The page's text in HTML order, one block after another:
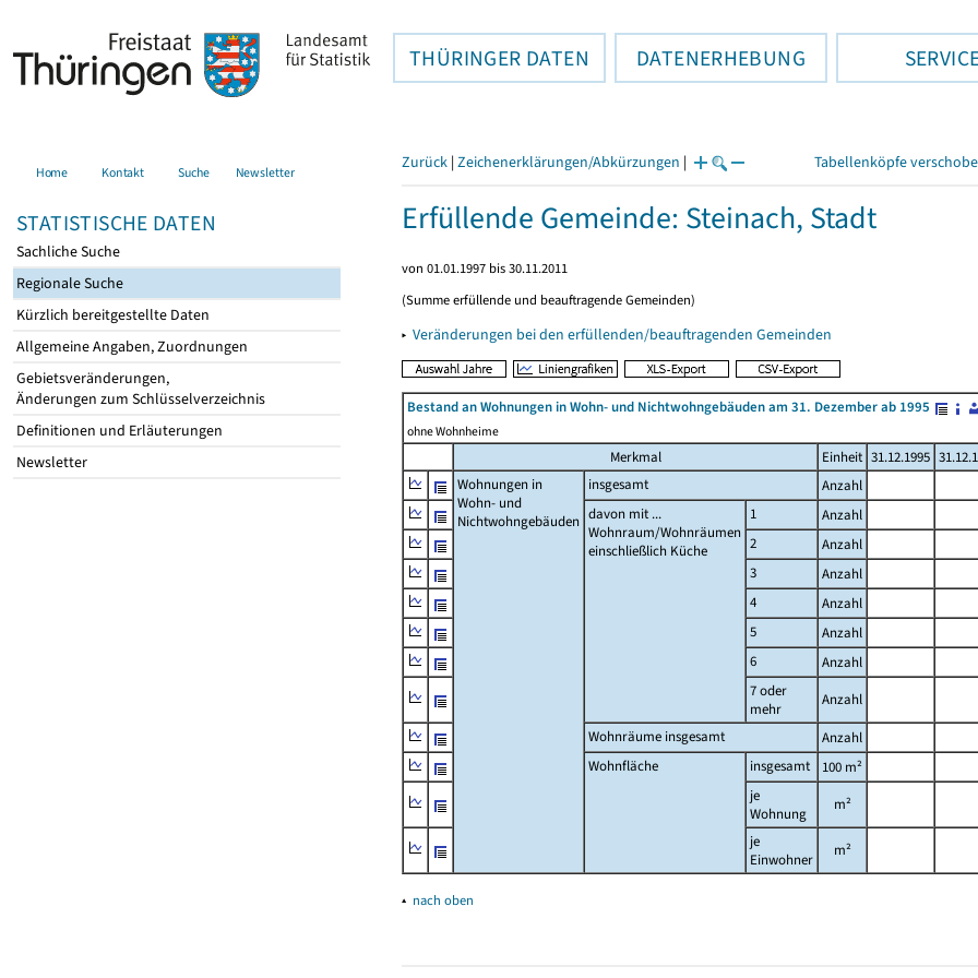
THÜRINGER DATEN DATENERHEBUNG
Home Kontakt Suche Newsletter
STATISTISCHE DATEN
Sachliche Suche
Regionale Suche
Kürzlich bereitgestellte Daten
Allgemeine Angaben, Zuordnungen
Gebietsveränderungen,
Änderungen zum Schlüsselverzeichnis
Definitionen und Erläuterungen
Newsletter
Zurück | Zeichenerklärungen/Abkürzungen | Tabellenköpfe
Erfüllende Gemeinde: Steinach, Stadt
von 01.01.1997 bis 30.11.2011
(Summe erfüllende und beauftragende Gemeinden)
▸ Veränderungen bei den erfüllenden/beauftragenden Gemeinden
Bestand an Wohnungen in Wohn- und Nichtwohngebäuden am 31. Dezember ab 1995
ohne Wohnheime
Merkmal Einheit 31.12.1995
Wohnungen in
Wohn- und
Nichtwohngebäuden
insgesamt Anzahl
davon mit ...
Wohnraum/Wohnräumen
einschließlich Küche
1 Anzahl
2
Anzahl
3
Anzahl
4
Anzahl
5
Anzahl
6
Anzahl
7 oder
mehr
Anzahl
Wohnräume insgesamt
Anzahl
Wohnfläche
insgesamt 100 m²
je
Wohnung
m²
je
Einwohner
m²
▴ nach oben